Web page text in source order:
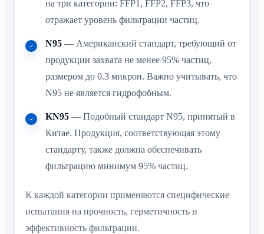
на три категории: FFP1, FFP2, FFP3, что
отражает уровень фильтрации частиц.
N95 — Американский стандарт, требующий от
продукции захвата не менее 95% частиц,
размером до 0.3 микрон. Важно учитывать, что
N95 не является гидрофобным.
KN95 — Подобный стандарт N95, принятый в
Китае. Продукция, соответствующая этому
стандарту, также должна обеспечивать
фильтрацию минимум 95% частиц.
К каждой категории применяются специфические
испытания на прочность, герметичность и
эффективность фильтрации.